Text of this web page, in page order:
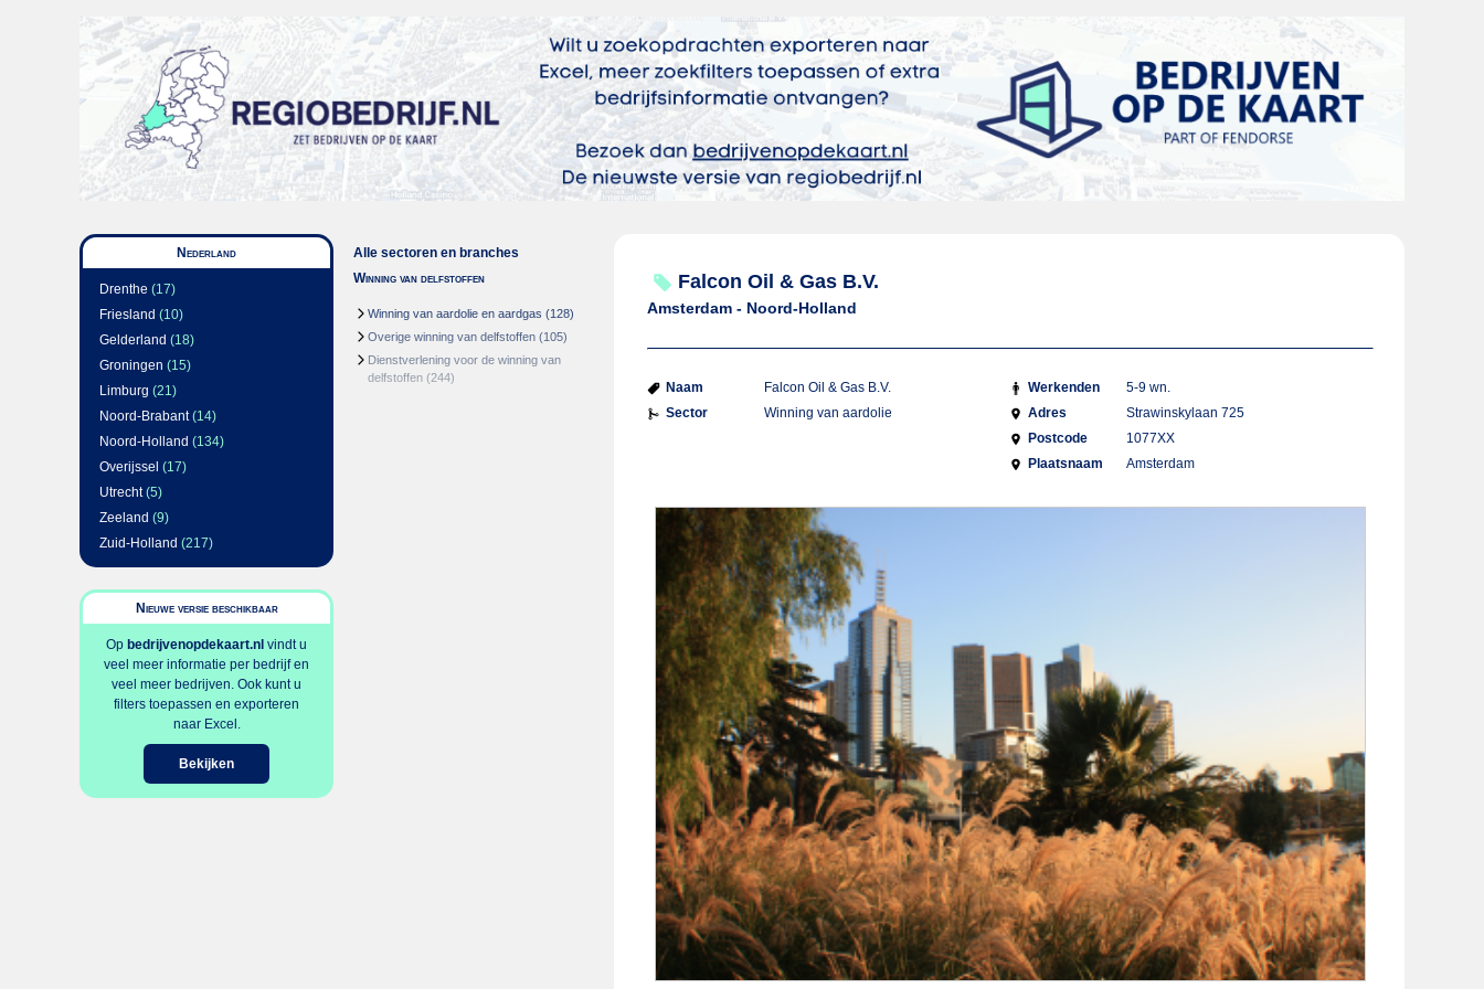
Nederland
Drenthe (17)
Friesland (10)
Gelderland (18)
Groningen (15)
Limburg (21)
Noord-Brabant(14)
Noord-Holland (134)
Overijssel (17)
Utrecht(5)
Zeeland (9)
Zuid-Holland (217)
Nieuwe versie beschikbaar
Op bedrijvenopdekaart.nl vindt u
veel meer informatie per bedrijf en
veel meer bedrijven. Ook kunt u
filters toepassen en exporteren
naar Excel.
Bekijken
Alle sectoren en branches
Winning van delfstoffen
Winning van aardolie en aardgas (128)
Overige winning van delfstoffen (105)
Dienstverlening voor de winning van
delfstoffen (244)
Falcon Oil & Gas B.V.
Amsterdam - Noord-Holland
Naam
Falcon Oil & Gas B.V.
Sector
Winning van aardolie
Werkenden
5-9 wn.
Adres
Strawinskylaan 725
Postcode
1077XX
Plaatsnaam
Amsterdam